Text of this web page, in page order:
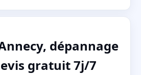
dépannage
gratuit 7j/7